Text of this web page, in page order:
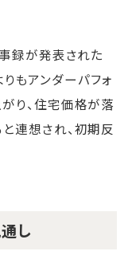
録が発表された
もアンダーパフォ
り、住宅価格が落
連想され、初期反
し